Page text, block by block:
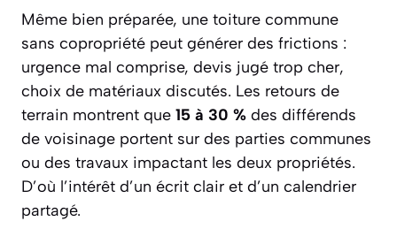
Même bien préparée, une toiture commune
sans copropriété peut générer des frictions :
urgence mal comprise, devis jugé trop cher,
choix de matériaux discutés. Les retours de
terrain montrent que 15 à 30 % des différends
de voisinage portent sur des parties communes
ou des travaux impactant les deux propriétés.
D’où l’intérêt d’un écrit clair et d’un calendrier
partagé.